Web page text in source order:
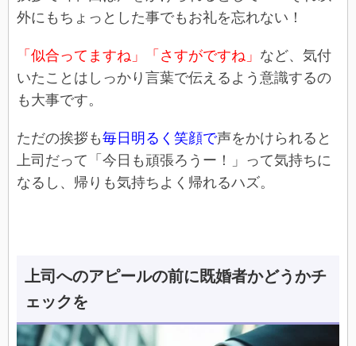
外にもちょっとした事でもお礼を忘れない！
「似合ってますね」「さすがですね」 など、気付
いたことはしっかり言葉で伝えるよう意識するの
も大事です。
ただの挨拶も毎日明るく笑顔で声をかけられると
上司だって「今日も頑張ろうー！」って気持ちに
なるし、帰りも気持ちよく帰れるハズ。
上司へのアピールの前に既婚者かどうかチ
ェックを